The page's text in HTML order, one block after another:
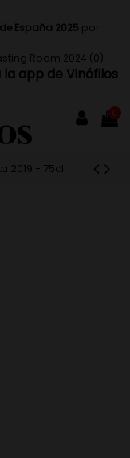
España 2025 por
Room 2024 (0 )
app de Vinófilos
0
2019 - 75cl